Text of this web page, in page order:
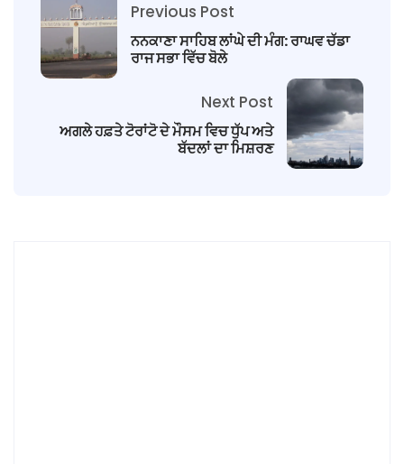
Previous Post
ਨਨਕਾਣਾ ਸਾਹਿਬ ਲਾਂਘੇ ਦੀ ਮੰਗ: ਰਾਘਵ ਚੱਡਾ
ਰਾਜ ਸਭਾ ਵਿੱਚ ਬੋਲੇ
Next Post
ਅਗਲੇ ਹਫ਼ਤੇ ਟੋਰਾਂਟੋ ਦੇ ਮੌਸਮ ਵਿਚ ਧੁੱਪ ਅਤੇ
ਬੱਦਲਾਂ ਦਾ ਮਿਸ਼ਰਣ